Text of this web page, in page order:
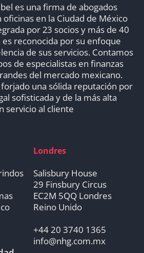
es una firma de abogados
en la Ciudad de México
por 23 socios y más de 40
es reconocida por su enfoque
de sus servicios. Contamos
de especialistas en finanzas
del mercado mexicano.
una sólida reputación por
sofisticada y de la más alta
servicio al cliente
Londres
Salisbury House
29 Finsbury Circus
EC2M 5QQ Londres
Reino Unido
+44 20 3740 1365
info@nhg.com.mx